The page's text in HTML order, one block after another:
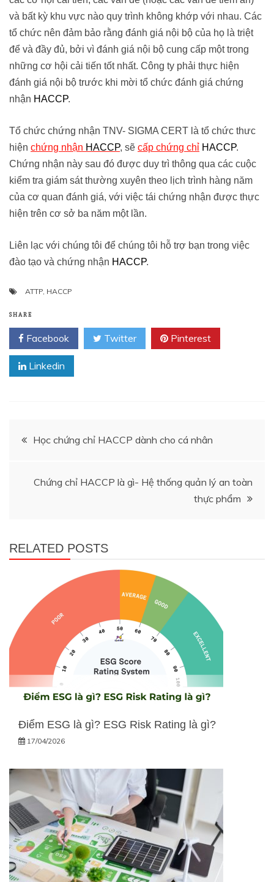
và bất kỳ khu vực nào quy trình không khớp với nhau. Các
tổ chức nên đảm bảo rằng đánh giá nội bộ của họ là triệt
để và đầy đủ, bởi vì đánh giá nội bộ cung cấp một trong
những cơ hội cải tiến tốt nhất. Công ty phải thực hiện
đánh giá nội bộ trước khi mời tổ chức đánh giá chứng
nhận HACCP.
Tổ chức chứng nhận TNV- SIGMA CERT là tổ chức thưc
hiện chứng nhận HACCP, sẽ cấp chứng chỉ HACCP.
Chứng nhận này sau đó được duy trì thông qua các cuộc
kiểm tra giám sát thường xuyên theo lịch trình hàng năm
của cơ quan đánh giá, với việc tái chứng nhận được thực
hiện trên cơ sở ba năm một lần.
Liên lạc với chúng tôi để chúng tôi hỗ trợ bạn trong việc
đào tạo và chứng nhận HACCP.
ATTP HACCP
SHARE
Facebook Twitter Pinterest
Linkedin
ĐiềuHọc chứng chỉ HACCP dành cho cá nhân
Chứng chỉ HACCP là gì- Hệ thống quản lý an toàn
thực phẩm
RELATED POSTS
Điểm ESG là gì? ESG Risk Rating là gì?
17/04/2026